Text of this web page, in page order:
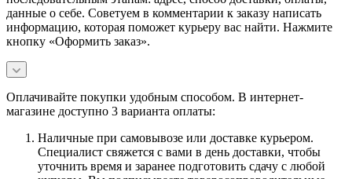
данные о себе. Советуем в комментарии к заказу написать
информацию, которая поможет курьеру вас найти. Нажмите
кнопку «Оформить заказ».
Оплачивайте покупки удобным способом. В интернет-
магазине доступно 3 варианта оплаты:
Наличные при самовывозе или доставке курьером.
Специалист свяжется с вами в день доставки, чтобы
уточнить время и заранее подготовить сдачу с любой